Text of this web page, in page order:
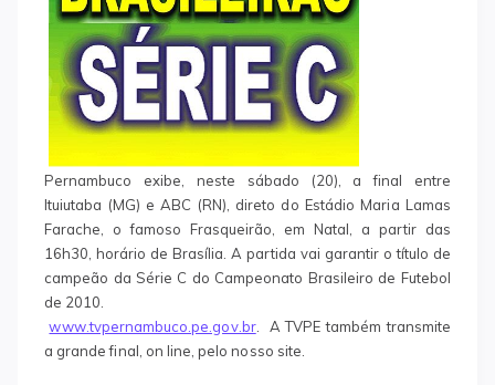
Pernambuco exibe, neste sábado (20), a final entre
Ituiutaba (MG) e ABC (RN), direto do Estádio Maria Lamas
Farache, o famoso Frasqueirão, em Natal, a partir das
16h30, horário de Brasília. A partida vai garantir o título de
campeão da Série C do Campeonato Brasileiro de Futebol
de 2010.
www.tvpernambuco.pe.gov.br. A TVPE também transmite
a grande final, on line, pelo nosso site.